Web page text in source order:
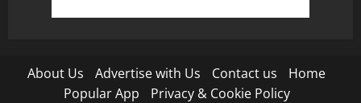
About Us Advertise with Us Contact us
Home
Popular App
Privacy & Cookie Policy